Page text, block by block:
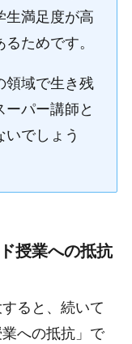
生満足度が高
ためです。
域で生き残
パー講師と
いでしょう
授業への抵抗
ると、続いて
への抵抗」で